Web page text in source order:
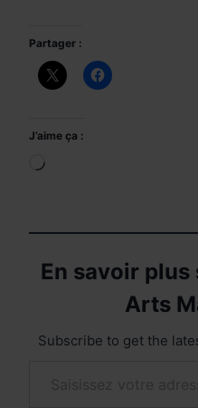
Partager :
J’aime ça :
Chargement…
En savoir plus
Arts
Subscribe to get the